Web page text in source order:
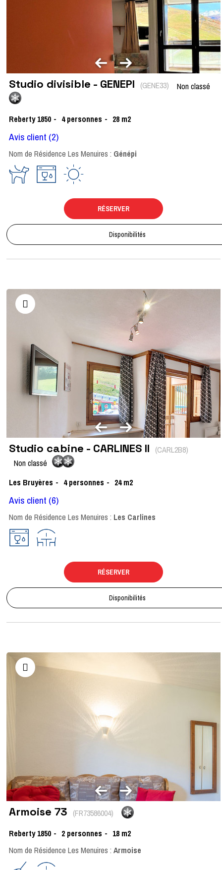
Studio divisible - GENEPI (GENE33) Non classé
Reberty 1850 4 personnes 28 m2
Avis client (2)
Nom de Résidence Les Menuires : Génépi
RÉSERVER
Disponibilités
Studio cabine - CARLINES II (CARL2B8)
Non classé
Les Bruyères
4 personnes 24 m2
Avis client (6)
Nom de Résidence Les Menuires : Les Carlines
RÉSERVER
Disponibilités
Armoise 73 (FR73586004)
Reberty 1850
2 personnes 18 m2
Nom de Résidence Les Menuires : Armoise